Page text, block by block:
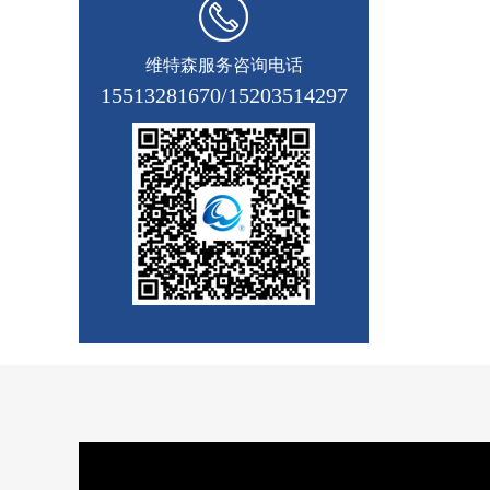
维特森服务咨询电话
15513281670/15203514297